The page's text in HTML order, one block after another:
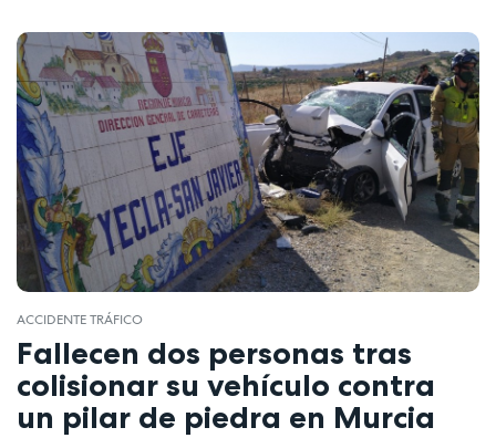
ACCIDENTE TRÁFICO
Fallecen dos personas tras
colisionar su vehículo contra
un pilar de piedra en Murcia